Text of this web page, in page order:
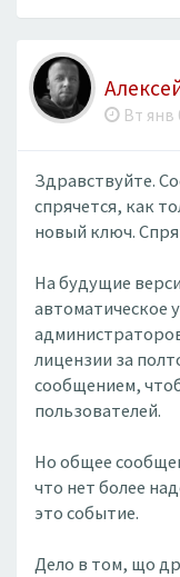
Вт янв
Здравствуйте.
спрячется, как
новый ключ.
На будущие
автоматическое
лицензии за
сообщением,
пользователей.
Но общее
что нет более
это событие.
Дело в том, що